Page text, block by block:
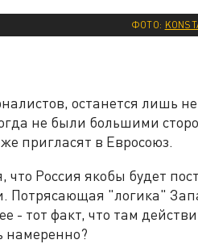
ФОТО:
останется лишь
не были большими
пригласят в Евросоюз.
что Россия якобы будет
Потрясающая "логика"
- тот факт, что там
намеренно?